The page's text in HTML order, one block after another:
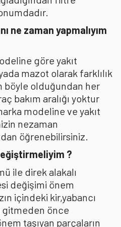
ne zaman yapmalıyım
göre yakıt
mazot olarak farklılık
olduğundan her
bakım aralığı yoktur
modeline ve yakıt
nezaman
öğrenebilirsiniz.
?
ile direk alakalı
değişimi önem
içindeki kir,yabancı
önce
taşıyan parçaların